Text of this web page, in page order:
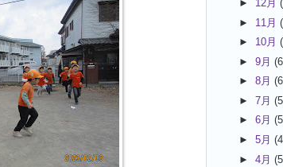
► 12月
► 11月
► 10月
►9月
►8月
►7月
►6月
►5月
►4月